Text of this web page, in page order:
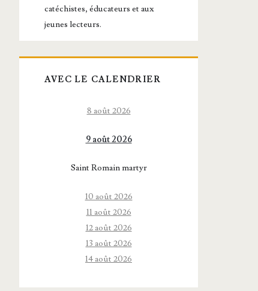
catéchistes, éducateurs et aux
jeunes lecteurs.
AVEC LE CALENDRIER
8 août 2026
9 août 2026
Saint Romain martyr
10 août 2026
11 août 2026
12 août 2026
13 août 2026
14 août 2026